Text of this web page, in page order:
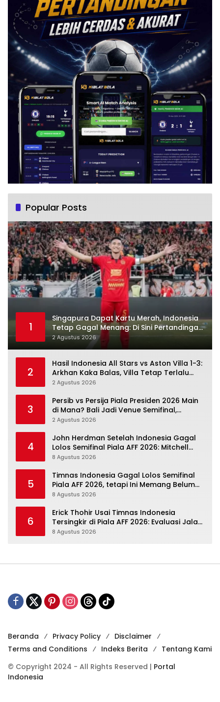
Popular Posts
1
Singapura Dapat Kartu Merah, Indonesia
Tetap Gagal Menang: Di Sini Pertandingan
Berbelok
2 Agustus 2026
2
Hasil Indonesia All Stars vs Aston Villa 1-3:
Arkhan Kaka Balas, Villa Tetap Terlalu
Rapi
2 Agustus 2026
3
Persib vs Persija Piala Presiden 2026 Main
di Mana? Bali Jadi Venue Semifinal,
Ritmenya Beda
2 Agustus 2026
4
John Herdman Setelah Indonesia Gagal
Lolos Semifinal Piala AFF 2026: Mitchell
Baker Menjanjikan, Pemain Senior Terpukul
8 Agustus 2026
5
Timnas Indonesia Gagal Lolos Semifinal
Piala AFF 2026, tetapi Ini Memang Belum
Garis Akhir
8 Agustus 2026
6
Erick Thohir Usai Timnas Indonesia
Tersingkir di Piala AFF 2026: Evaluasi Jalan,
Agenda Berikutnya Menunggu
8 Agustus 2026
Beranda Privacy Policy
Disclaimer
Terms and Conditions
Indeks Berita
Tentang Kami
© Copyright 2024 - All Rights Reserved | Portal
Indonesia